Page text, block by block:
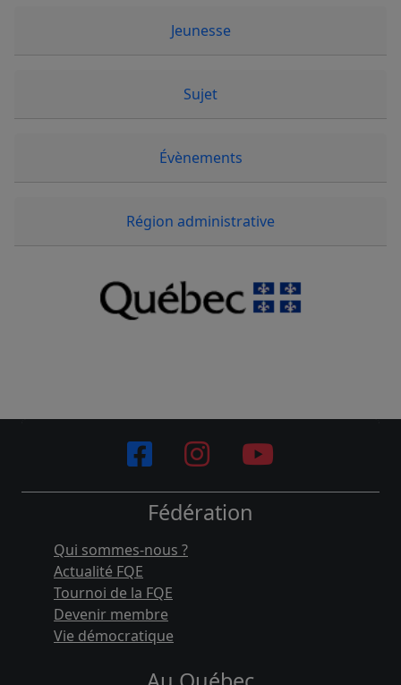
Jeunesse
Sujet
Évènements
Région administrative
Fédération
Qui sommes-nous ?
Actualité FQE
Tournoi de la FQE
Devenir membre
Vie démocratique